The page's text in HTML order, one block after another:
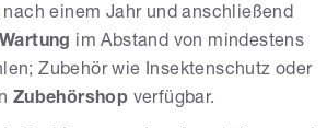
einem Jahr und anschließend
Wartung im Abstand von mindestens
Zubehör wie Insektenschutz oder
Zubehörshop verfügbar.